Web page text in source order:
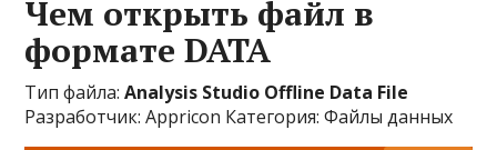
Чем открыть файл в
формате DATA
Тип файла:Analysis Studio Offline Data File
Разработчик: Appricon Категория: Файлы данных